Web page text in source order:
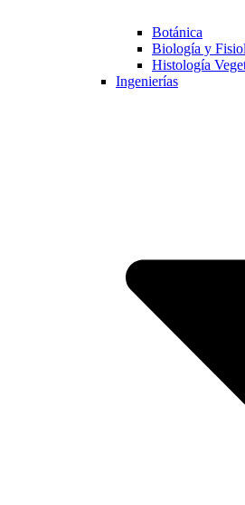
Botánica
Biología y
Histología
Ingenierías